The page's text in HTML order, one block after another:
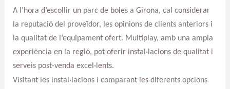
A l’hora d’escollir un parc de boles a Girona, cal considerar
la reputació del proveïdor, les opinions de clients anteriors i
la qualitat de l’equipament ofert. Multiplay, amb una ampla
experiència en la regió, pot oferir instal·lacions de qualitat i
serveis post-venda excel·lents.
Visitant les instal·lacions i comparant les diferents opcions